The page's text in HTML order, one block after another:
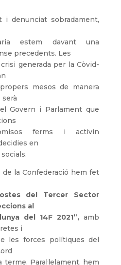
i denunciat sobradament,
estem davant una
precedents. Les
generada per la Còvid-
mesos de manera
Govern i Parlament que
ferms i activin
en
de la Confederació hem fet
del Tercer Sector
al
del 14F 2021”,amb
i
les forces polítiques del
Paral·lelament, hem